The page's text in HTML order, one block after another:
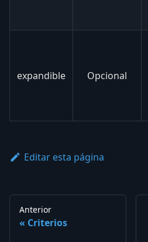
expandible Opcional
Editar esta página
Anterior
Criterios